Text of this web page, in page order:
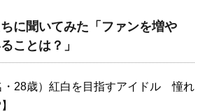
に聞いてみた「ファンを増や
ことは？」
・28歳）紅白を目指すアイドル 憧れ